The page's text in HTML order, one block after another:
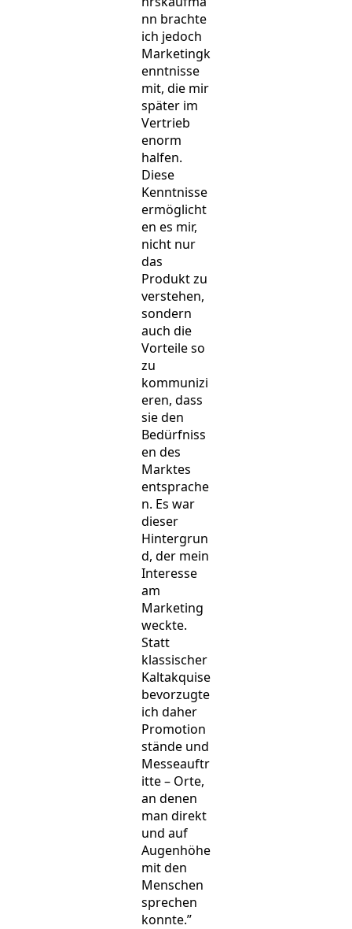
nn brachte
ich jedoch
Marketingk
enntnisse
mit, die mir
später im
Vertrieb
enorm
halfen.
Diese
Kenntnisse
ermöglicht
en es mir,
nicht nur
das
Produkt zu
verstehen,
sondern
auch die
Vorteile so
zu
kommunizi
eren, dass
sie den
Bedürfniss
en des
Marktes
entsprache
n. Es war
dieser
Hintergrun
d, der mein
Interesse
am
Marketing
weckte.
Statt
klassischer
Kaltakquise
bevorzugte
ich daher
Promotion
stände und
Messeauftr
itte – Orte,
an denen
man direkt
und auf
Augenhöhe
mit den
Menschen
sprechen
konnte.”